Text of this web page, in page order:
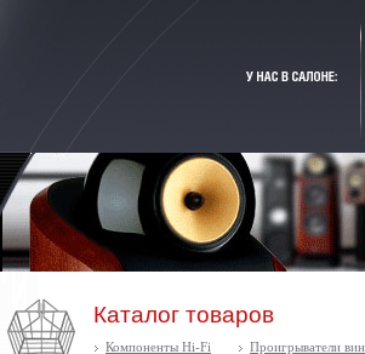
Каталог товаров
Компоненты Hi-Fi Проигрыватели